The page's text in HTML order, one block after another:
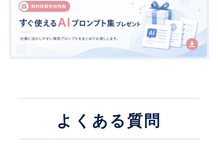
よくある質問